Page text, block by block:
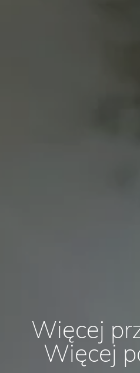
Więcej
Więcej